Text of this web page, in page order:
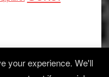
your experience. We'll